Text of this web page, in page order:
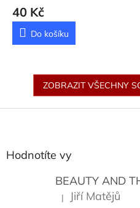
40 Kč
Do košíku
ZOBRAZIT VŠECHNY
Hodnotíte vy
BEAUTY AND
Hodnocení produktu
| Jiří Matějů